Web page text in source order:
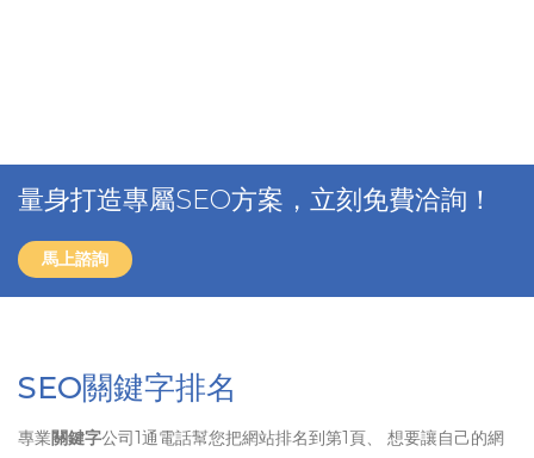
量身打造專屬SEO方案，立刻免費洽詢！
馬上諮詢
SEO關鍵字排名
專業關鍵字公司1通電話幫您把網站排名到第1頁、 想要讓自己的網